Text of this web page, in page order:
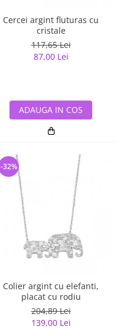
Cercei argint fluturas cu
cristale
117,65 Lei
87,00 Lei
ADAUGA IN COS
Colier argint cu elefanti,
placat cu rodiu
204,89 Lei
139,00 Lei
-32%